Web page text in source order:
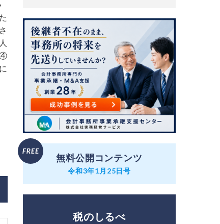
④
無料公開コンテンツ
令和3年1月25日号
税のしるべ